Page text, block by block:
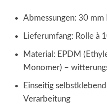
Abmessungen: 30
Lieferumfang: Rolle à
Material: EPDM
Monomer) –
Einseitig
Verarbeitung